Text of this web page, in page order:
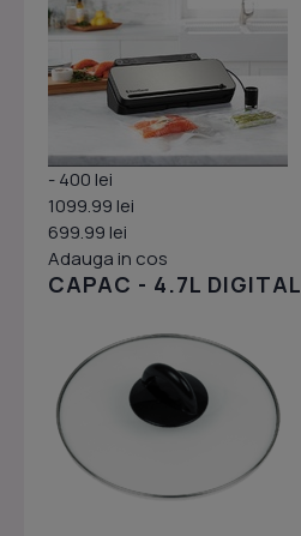
- 400 lei
1099.99 lei
699.99 lei
Adauga in cos
CAPAC - 4.7L DIGITAL